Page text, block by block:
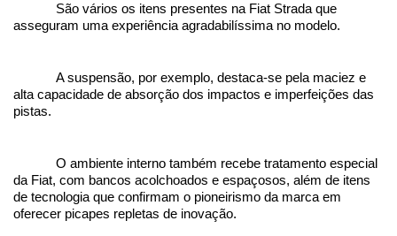
São vários os itens presentes na Fiat Strada que
asseguram uma experiência agradabilíssima no modelo.
A suspensão, por exemplo, destaca-se pela maciez e
alta capacidade de absorção dos impactos e imperfeições das
pistas.
O ambiente interno também recebe tratamento especial
da Fiat, com bancos acolchoados e espaçosos, além de itens
de tecnologia que confirmam o pioneirismo da marca em
oferecer picapes repletas de inovação.